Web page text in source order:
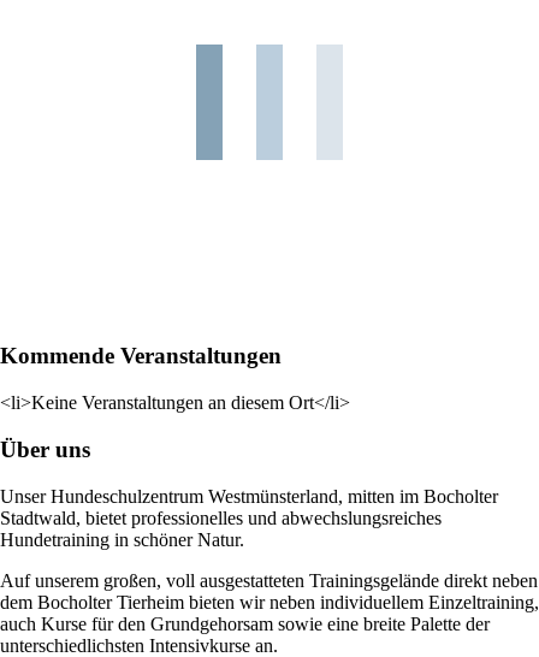
Kommende Veranstaltungen
<li>Keine Veranstaltungen an diesem Ort</li>
Über uns
Unser Hundeschulzentrum Westmünsterland, mitten im Bocholter
Stadtwald, bietet professionelles und abwechslungsreiches
Hundetraining in schöner Natur.
Auf unserem großen, voll ausgestatteten Trainingsgelände direkt neben
dem Bocholter Tierheim bieten wir neben individuellem Einzeltraining,
auch Kurse für den Grundgehorsam sowie eine breite Palette der
unterschiedlichsten Intensivkurse an.